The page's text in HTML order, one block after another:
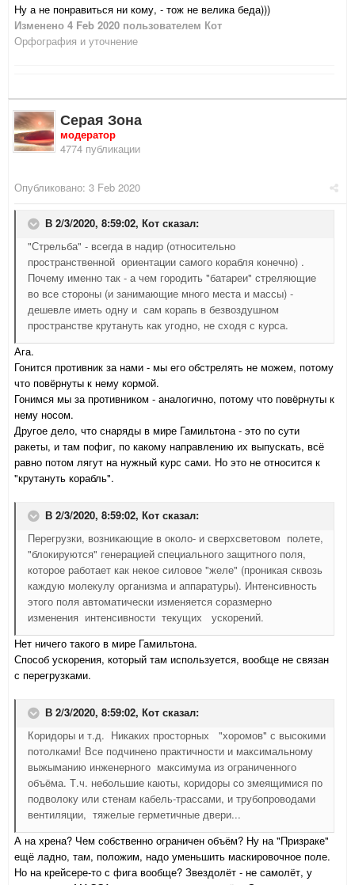
Ну а не понравиться ни кому, - тож не велика беда)))
Изменено 4 Feb 2020 пользователем Кот
Орфография и уточнение
Серая Зона
модератор
4774 публикации
Опубликовано: 3 Feb 2020
В 2/3/2020, 8:59:02, Кот сказал:
"Стрельба" - всегда в надир (относительно
пространственной ориентации самого корабля конечно) .
Почему именно так - а чем городить "батареи" стреляющие
во все стороны (и занимающие много места и массы) -
дешевле иметь одну и сам корапь в безвоздушном
пространстве крутануть как угодно, не сходя с курса.
Ага.
Гонится противник за нами - мы его обстрелять не можем, потому
что повёрнуты к нему кормой.
Гонимся мы за противником - аналогично, потому что повёрнуты к
нему носом.
Другое дело, что снаряды в мире Гамильтона - это по сути
ракеты, и там пофиг, по какому направлению их выпускать, всё
равно потом лягут на нужный курс сами. Но это не относится к
"крутануть корабль".
В 2/3/2020, 8:59:02, Кот сказал:
Перегрузки, возникающие в около- и сверхсветовом полете,
"блокируются" генерацией специального защитного поля,
которое работает как некое силовое "желе" (проникая сквозь
каждую молекулу организма и аппаратуры). Интенсивность
этого поля автоматически изменяется соразмерно
изменения интенсивности текущих ускорений.
Нет ничего такого в мире Гамильтона.
Способ ускорения, который там используется, вообще не связан
с перегрузками.
В 2/3/2020, 8:59:02, Кот сказал:
Коридоры и т.д. Никаких просторных "хоромов" с высокими
потолками! Все подчинено практичности и максимальному
выжыманию инженерного максимума из ограниченного
объёма. Т.ч. небольшие каюты, коридоры со змеящимися по
подволоку или стенам кабель-трассами, и трубопроводами
вентиляции, тяжелые герметичные двери...
А на хрена? Чем собственно ограничен объём? Ну на "Призраке"
ещё ладно, там, положим, надо уменьшить маскировочное поле.
Но на крейсере-то с фига вообще? Звездолёт - не самолёт, у